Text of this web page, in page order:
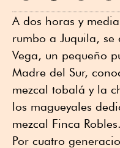
A dos horas y
rumbo a Juquila, se
Vega, un pequeño
Madre del Sur,
mezcal tobalá y la
los magueyales
mezcal Finca Robles.
Por cuatro